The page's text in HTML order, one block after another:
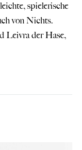
spielerische
von Nichts.
Leivra der Hase,